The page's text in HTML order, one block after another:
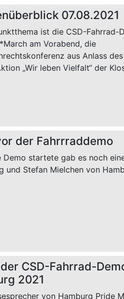
07.08.2021
ist die CSD-Fahrrad-
am Vorabend, die
aus Anlass
„Wir leben Vielfalt“ der
der Fahrrraddemo
Demo startete gab es noch
und Stefan Mielchen von
CSD-Fahrrad-
2021
von Hamburg Pride